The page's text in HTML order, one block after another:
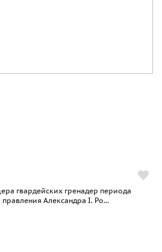
гвардейских гренадер периода
Александра I. Ро...